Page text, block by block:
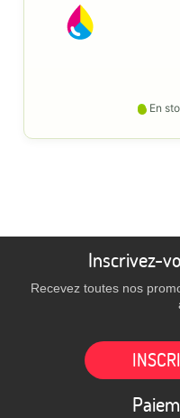
En
Inscrivez-
Recevez toutes nos